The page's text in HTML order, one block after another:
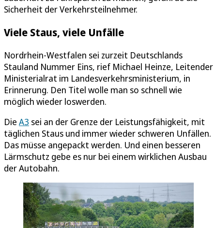
Sicherheit der Verkehrsteilnehmer.
Viele Staus, viele Unfälle
Nordrhein-Westfalen sei zurzeit Deutschlands
Stauland Nummer Eins, rief Michael Heinze, Leitender
Ministerialrat im Landesverkehrsministerium, in
Erinnerung. Den Titel wolle man so schnell wie
möglich wieder loswerden.
Die A3 sei an der Grenze der Leistungsfähigkeit, mit
täglichen Staus und immer wieder schweren Unfällen.
Das müsse angepackt werden. Und einen besseren
Lärmschutz gebe es nur bei einem wirklichen Ausbau
der Autobahn.